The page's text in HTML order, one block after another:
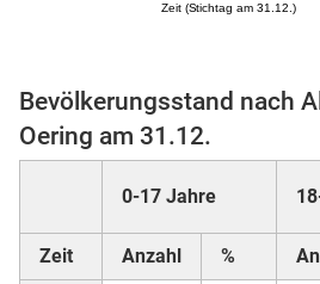
Zeit (Stichtag am 31.12.)
Bevölkerungsstand nach
Oering am 31.12.
0-17 Jahre
Zeit Anzahl %